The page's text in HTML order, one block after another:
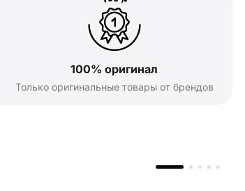
100% оригинал
Только оригинальные товары от брендов